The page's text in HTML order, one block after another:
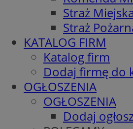
Straż
Straż
KATALOG FIRM
Katalog firm
Dodaj firmę do
OGŁOSZENIA
OGŁOSZENIA
Dodaj